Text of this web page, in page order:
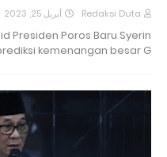
Redaksi Duta أبريل 25, 2023
Presiden Poros Baru Syerin
kemenangan besar G…